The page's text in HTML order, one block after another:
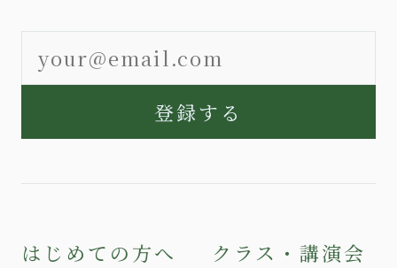
登録する
はじめての方へ
クラス・講演会